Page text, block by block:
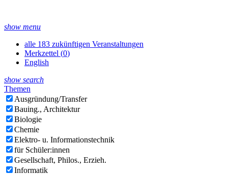
show menu
alle 183 zukünftigen Veranstaltungen
Merkzettel (0)
English
show search
Themen
Ausgründung/Transfer
Bauing., Architektur
Biologie
Chemie
Elektro- u. Informationstechnik
für Schüler:innen
Gesellschaft, Philos., Erzieh.
Informatik